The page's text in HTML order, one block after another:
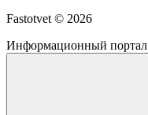
Fastotvet © 2026
Информационный портал